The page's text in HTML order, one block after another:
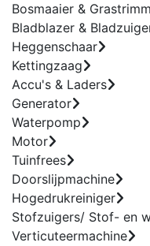
Bosmaaier &
Bladblazer &
Heggenschaar
Kettingzaag
Accu's & Laders
Generator
Waterpomp
Motor
Tuinfrees
Doorslijpmachine
Hogedrukreiniger
Stofzuigers/ Stof- en
Verticuteermachine